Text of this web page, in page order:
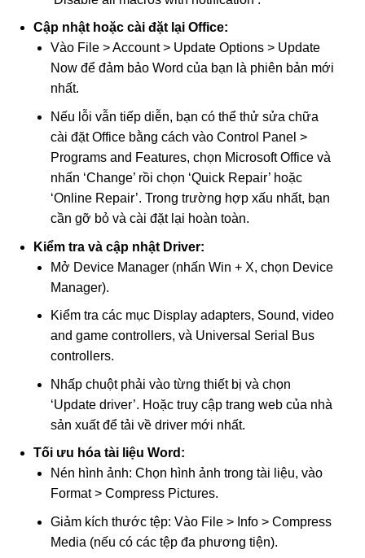
Cập nhật hoặc cài đặt lại Office:
Vào File > Account > Update Options > Update
Now để đảm bảo Word của bạn là phiên bản mới
nhất.
Nếu lỗi vẫn tiếp diễn, bạn có thể thử sửa chữa
cài đặt Office bằng cách vào Control Panel >
Programs and Features, chọn Microsoft Office và
nhấn ‘Change’ rồi chọn ‘Quick Repair’ hoặc
‘Online Repair’. Trong trường hợp xấu nhất, bạn
cần gỡ bỏ và cài đặt lại hoàn toàn.
Kiểm tra và cập nhật Driver:
Mở Device Manager (nhấn Win + X, chọn Device
Manager).
Kiểm tra các mục Display adapters, Sound, video
and game controllers, và Universal Serial Bus
controllers.
Nhấp chuột phải vào từng thiết bị và chọn
‘Update driver’. Hoặc truy cập trang web của nhà
sản xuất để tải về driver mới nhất.
Tối ưu hóa tài liệu Word:
Nén hình ảnh: Chọn hình ảnh trong tài liệu, vào
Format > Compress Pictures.
Giảm kích thước tệp: Vào File > Info > Compress
Media (nếu có các tệp đa phương tiện).